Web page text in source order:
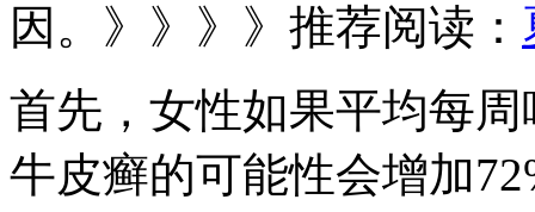
因。》》》》推荐阅读：
首先，女性如果平均每
牛皮癣的可能性会增加